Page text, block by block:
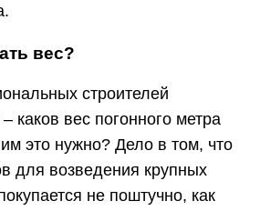
вес?
строителей
каков вес погонного метра
это нужно? Дело в том, что
для возведения крупных
не поштучно, как